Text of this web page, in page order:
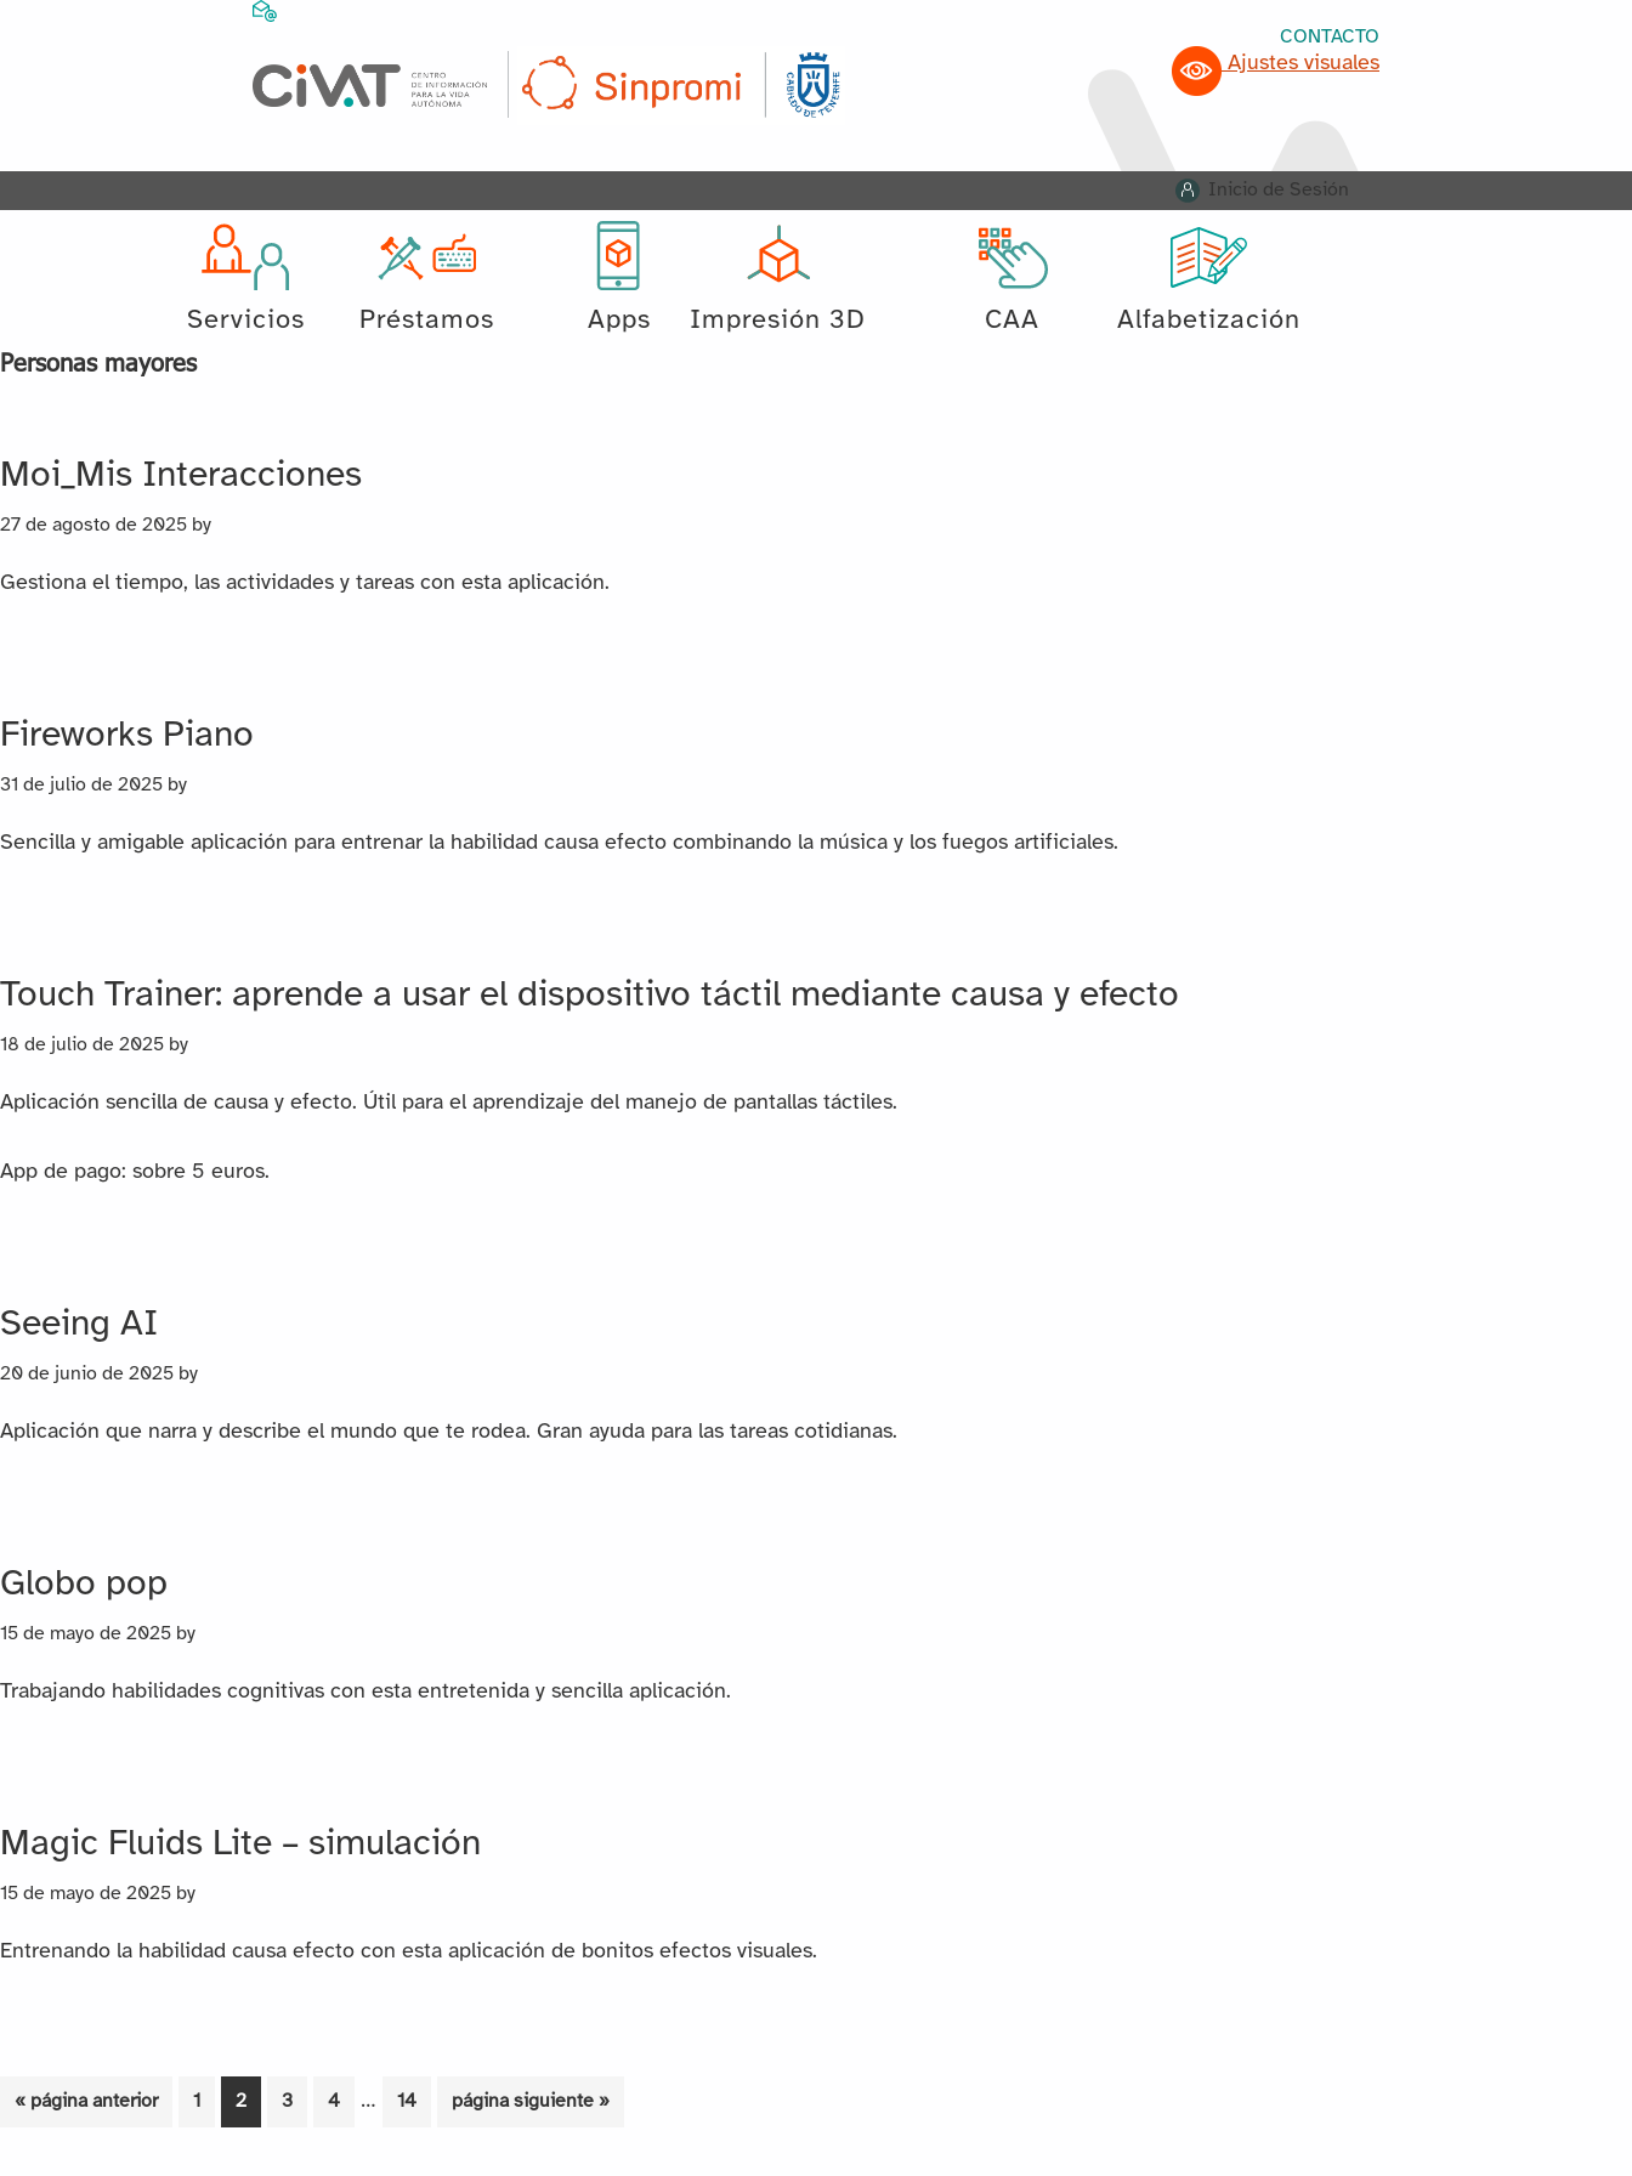
CONTACTO
Ajustes visuales
Inicio de Sesión
Servicios Préstamos Apps Impresión 3D CAA Alfabetización
Personas mayores
Moi_Mis Interacciones
27 de agosto de 2025 by
Gestiona el tiempo, las actividades y tareas con esta aplicación.
Fireworks Piano
31 de julio de 2025 by
Sencilla y amigable aplicación para entrenar la habilidad causa efecto combinando la música y los fuegos artificiales.
Touch Trainer: aprende a usar el dispositivo táctil mediante causa y efecto
18 de julio de 2025 by
Aplicación sencilla de causa y efecto. Útil para el aprendizaje del manejo de pantallas táctiles.
App de pago: sobre 5 euros.
Seeing AI
20 de junio de 2025 by
Aplicación que narra y describe el mundo que te rodea. Gran ayuda para las tareas cotidianas.
Globo pop
15 de mayo de 2025 by
Trabajando habilidades cognitivas con esta entretenida y sencilla aplicación.
Magic Fluids Lite – simulación
15 de mayo de 2025 by
Entrenando la habilidad causa efecto con esta aplicación de bonitos efectos visuales.
« Ir
página anterior Página
1 Página
2 Página
3 Página
4
Páginas
… Página
14
Ir
página siguiente »